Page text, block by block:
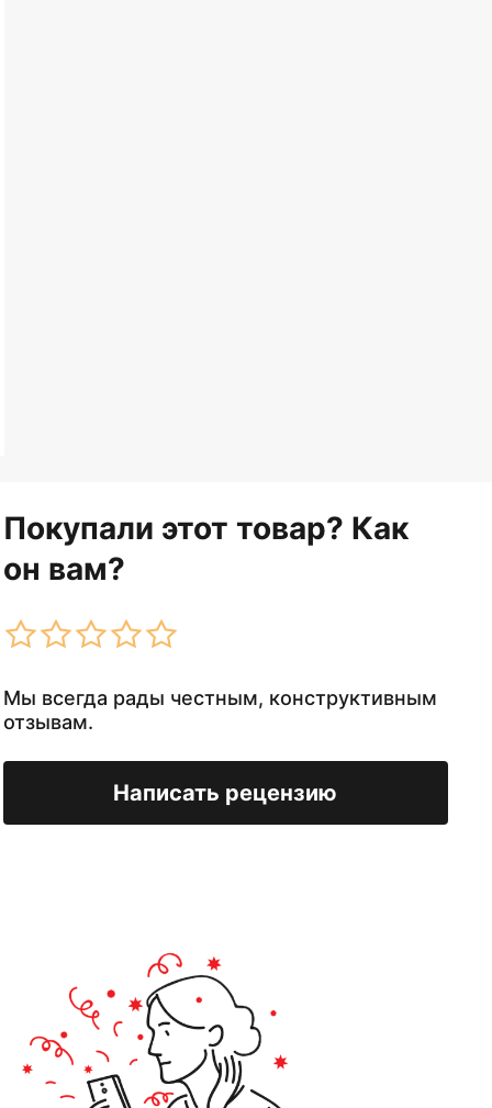
Покупали этот товар? Как
он вам?
Мы всегда рады честным, конструктивным
отзывам.
Написать рецензию